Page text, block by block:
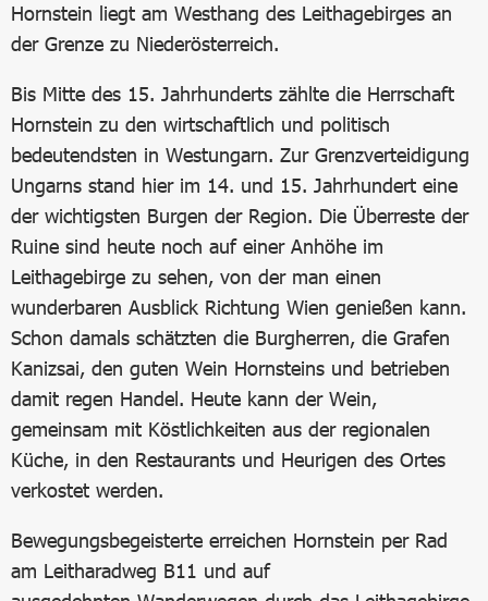
Hornstein liegt am Westhang des Leithagebirges an
der Grenze zu Niederösterreich.
Bis Mitte des 15. Jahrhunderts zählte die Herrschaft
Hornstein zu den wirtschaftlich und politisch
bedeutendsten in Westungarn. Zur Grenzverteidigung
Ungarns stand hier im 14. und 15. Jahrhundert eine
der wichtigsten Burgen der Region. Die Überreste der
Ruine sind heute noch auf einer Anhöhe im
Leithagebirge zu sehen, von der man einen
wunderbaren Ausblick Richtung Wien genießen kann.
Schon damals schätzten die Burgherren, die Grafen
Kanizsai, den guten Wein Hornsteins und betrieben
damit regen Handel. Heute kann der Wein,
gemeinsam mit Köstlichkeiten aus der regionalen
Küche, in den Restaurants und Heurigen des Ortes
verkostet werden.
Bewegungsbegeisterte erreichen Hornstein per Rad
am Leitharadweg B11 und auf